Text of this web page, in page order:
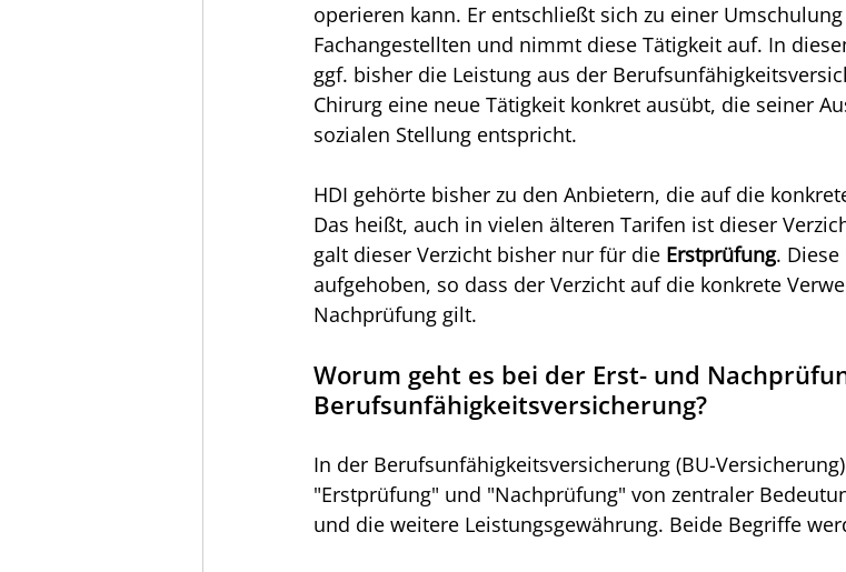
operieren kann. Er entschließt sich zu einer
Fachangestellten und nimmt diese Tätigkeit auf. In
ggf. bisher die Leistung aus der
Chirurg eine neue Tätigkeit konkret ausübt, die seiner
sozialen Stellung entspricht.
HDI gehörte bisher zu den Anbietern, die auf die
Das heißt, auch in vielen älteren Tarifen ist dieser
galt dieser Verzicht bisher nur für die Erstprüfung.
aufgehoben, so dass der Verzicht auf die konkrete
Nachprüfung gilt.
Worum geht es bei der Erst- und
Berufsunfähigkeitsversicherung?
In der Berufsunfähigkeitsversicherung (BU-
"Erstprüfung" und "Nachprüfung" von zentraler
und die weitere Leistungsgewährung. Beide Begriffe